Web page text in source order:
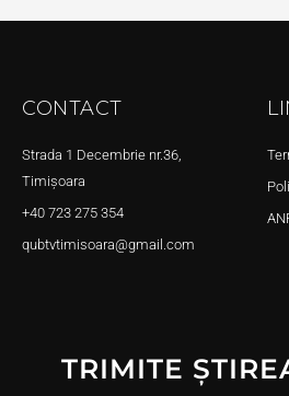
CONTACT
Strada 1 Decembrie nr.36,
Timișoara
+40 723 275 354
qubtvtimisoara@gmail.com
TRIMITE